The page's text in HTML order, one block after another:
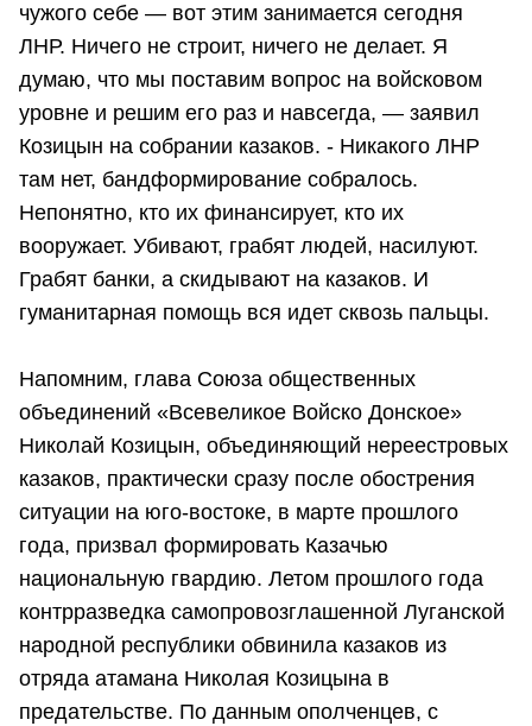
чужого себе — вот этим занимается сегодня
ЛНР. Ничего не строит, ничего не делает. Я
думаю, что мы поставим вопрос на войсковом
уровне и решим его раз и навсегда, — заявил
Козицын на собрании казаков. - Никакого ЛНР
там нет, бандформирование собралось.
Непонятно, кто их финансирует, кто их
вооружает. Убивают, грабят людей, насилуют.
Грабят банки, а скидывают на казаков. И
гуманитарная помощь вся идет сквозь пальцы.
Напомним, глава Союза общественных
объединений «Всевеликое Войско Донское»
Николай Козицын, объединяющий нереестровых
казаков, практически сразу после обострения
ситуации на юго-востоке, в марте прошлого
года, призвал формировать Казачью
национальную гвардию. Летом прошлого года
контрразведка самопровозглашенной Луганской
народной республики обвинила казаков из
отряда атамана Николая Козицына в
предательстве. По данным ополченцев, с